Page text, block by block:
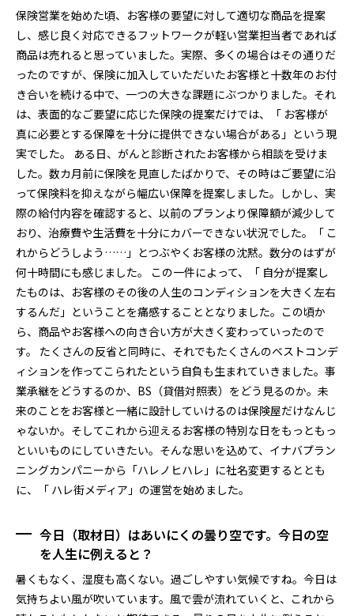
保険営業を始めた頃、お客様の要望に対して適切な商品を提案
し、感じ良く対応できるフットワークが軽い営業担当者であれば
商品は売れると思っていました。実際、多くの場合はその通りだ
ったのですが、保険に加入していただいたお客様と十数年のお付
き合いを続ける中で、一つの大きな課題にぶつかりました。それ
は、表面的なご要望に応じた保険の提案だけでは、「 お客様が
真に必要とする保障を十分に提供できない場合がある」という現
実でした。 ある日、がんと診断されたお客様から相談を受けま
した。数カ月前に保険を見直したばかりで、その時はご要望に沿
って保険料を抑えながら幅広い保障を提案しました。しかし、実
際の給付内容を確認すると、以前のプランより保障額が減少して
おり、治療費や生活費を十分にカバーできない状況でした。「 こ
れからどうしよう……」とつぶやくお客様の沈黙。数分のはずが
何十時間にも感じました。 この一件によって、「 自分が提案し
たものは、お客様のその後の人生のコンディションを大きく左右
するんだ」ということを痛感することとなりました。この頃か
ら、商品やお客様への向き合い方が大きく変わっていったので
す。 たくさんの反省と同時に、それでもたくさんのベストコンデ
ィションを作ってこられたという自負も生まれていきました。事
業承継をどうするのか、BS（貸借対照表）をどう見るのか。未
来のことをお客様と一緒に設計していけるのは保険屋だけなんじ
ゃないか。そしてこれから迎えるお客様の特別な日をもっともっ
といいものにしていきたい。そんな思いを込めて、イナバプラン
ニングカンパニーから「ハレノヒハレ」に社名変更するととも
に、「 ハレ街メディア」の運営を始めました。
今日（取材日）はあいにくの曇り空です。今日の空
を人生に例えると？
暑くもなく、湿度も高くない。過ごしやすい気候ですね。今日は
気持ちよい風が吹いています。風で雲が流れていくと、これから